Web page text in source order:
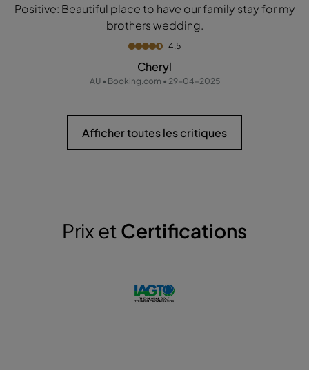
Positive: Beautiful place to have our family stay for my
brothers wedding.
4.5
Cheryl
AU • Booking.com • 29-04-2025
Afficher toutes les critiques
Prix et Certifications